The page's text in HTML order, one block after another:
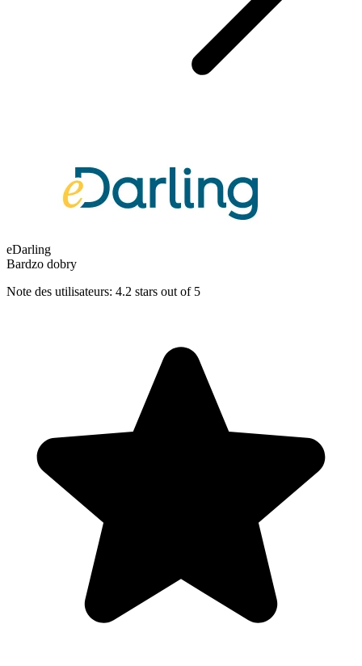
eDarling
Bardzo dobry
Note des utilisateurs: 4.2 stars out of 5